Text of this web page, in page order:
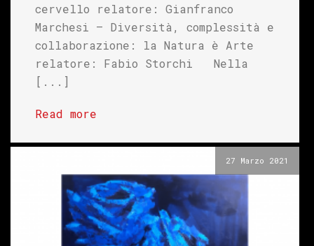
cervello relatore: Gianfranco
Marchesi – Diversità, complessità e
collaborazione: la Natura è Arte
relatore: Fabio Storchi Nella
[...]
Read more
27 Marzo 2021